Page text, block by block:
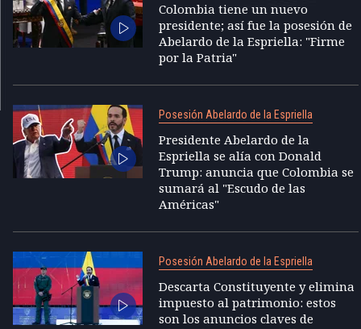
Colombia tiene un nuevo
presidente; así fue la posesión de
Abelardo de la Espriella: "Firme
por la Patria"
Posesión Abelardo de la Espriella
Presidente Abelardo de la
Espriella se alía con Donald
Trump: anuncia que Colombia se
sumará al "Escudo de las
Américas"
Posesión Abelardo de la Espriella
Descarta Constituyente y elimina
impuesto al patrimonio: estos
son los anuncios claves de